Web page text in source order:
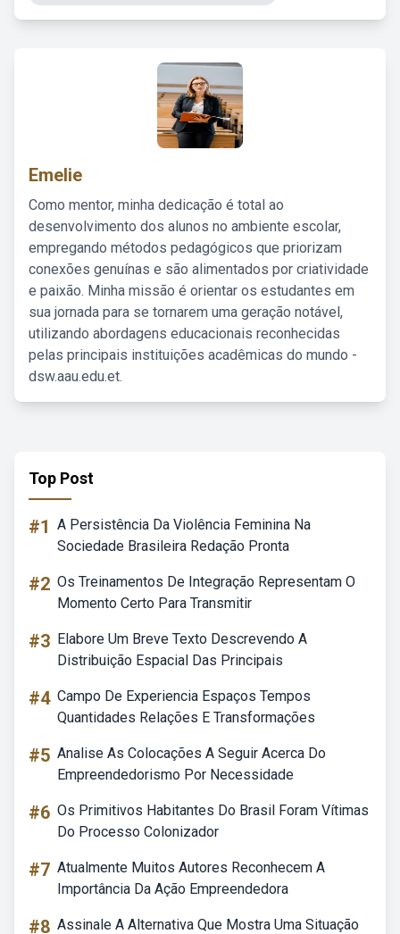
Emelie
Como mentor, minha dedicação é total ao
desenvolvimento dos alunos no ambiente escolar,
empregando métodos pedagógicos que priorizam
conexões genuínas e são alimentados por criatividade
e paixão. Minha missão é orientar os estudantes em
sua jornada para se tornarem uma geração notável,
utilizando abordagens educacionais reconhecidas
pelas principais instituições acadêmicas do mundo -
dsw.aau.edu.et.
Top Post
#1 A Persistência Da Violência Feminina Na
Sociedade Brasileira Redação Pronta
#2 Os Treinamentos De Integração Representam O
Momento Certo Para Transmitir
#3 Elabore Um Breve Texto Descrevendo A
Distribuição Espacial Das Principais
#4 Campo De Experiencia Espaços Tempos
Quantidades Relações E Transformações
#5 Analise As Colocações A Seguir Acerca Do
Empreendedorismo Por Necessidade
#6 Os Primitivos Habitantes Do Brasil Foram Vítimas
Do Processo Colonizador
#7 Atualmente Muitos Autores Reconhecem A
Importância Da Ação Empreendedora
#8 Assinale A Alternativa Que Mostra Uma Situação